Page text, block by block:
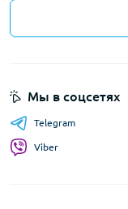
Мы в соцсетях
Telegram
Viber